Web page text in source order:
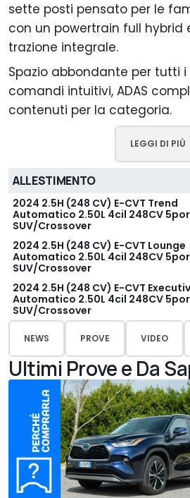
sette posti pensato per le
con un powertrain full hybrid
trazione integrale.
Spazio abbondante per tutti i
comandi intuitivi, ADAS
contenuti per la categoria.
LEGGI DI PIÙ
ALLESTIMENTO
2024 2.5H (248 CV) E-CVT Trend
Automatico 2.50L 4cil 248CV
SUV/Crossover
2024 2.5H (248 CV) E-CVT Lounge
Automatico 2.50L 4cil 248CV
SUV/Crossover
2024 2.5H (248 CV) E-CVT
Automatico 2.50L 4cil 248CV
SUV/Crossover
NEWS PROVE VIDEO
Ultimi Prove e Da